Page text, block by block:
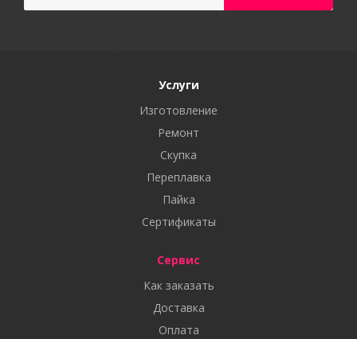
Услуги
Изготовление
Ремонт
Скупка
Переплавка
Пайка
Сертификаты
Сервис
Как заказать
Доставка
Оплата